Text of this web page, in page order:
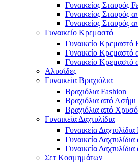
Γυναικείος Σταυρός
Γυναικείος Σταυρός
Γυναικείος Σταυρός
Γυναικείο Κρεμαστό
Γυναικείο Κρεμαστό
Γυναικείο Κρεμαστό
Γυναικείο
Αλυσίδες
Γυναικεία Βραχιόλια
Βραχιόλια Fashion
Βραχιόλια από Ασήμι
Βραχιόλια από Χρυσό
Γυναικεία Δαχτυλίδια
Γυναικεία
Γυναικεία
Γυναικεία
Σετ Κοσμημάτων